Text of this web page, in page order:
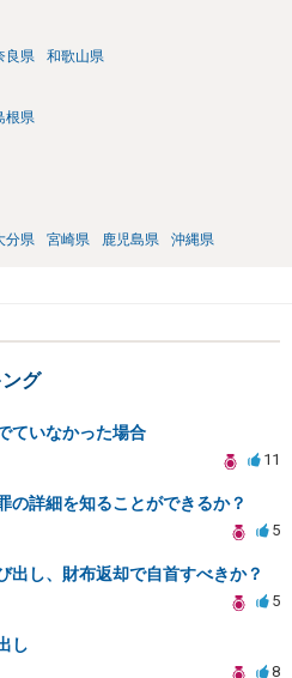
良県 和歌山県
根県
分県 宮崎県 鹿児島県 沖縄県
グ
ていなかった場合
11
の詳細を知ることができるか？
5
出し、財布返却で自首すべきか？
5
し
8